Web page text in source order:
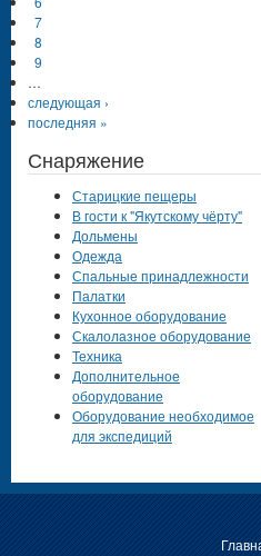
7
8
9
…
следующая ›
последняя »
Снаряжение
Старицкие пещеры
В гости к "Якутскому чёрту"
Дольмены
Одежда
Спальные принадлежности
Палатки
Кухонное оборудование
Скалолазное оборудование
Техника
Дополнительное
оборудование
Оборудование необходимое
для экспедиций